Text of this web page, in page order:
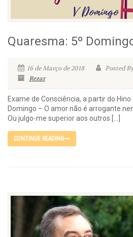
Quaresma: 5º
16 de Março de 2018
Posted
Rezar
Exame de Consciência, a partir do
Domingo – O amor não é arrogante
Ou julgo-me superior aos outros […]
CONTINUE READING